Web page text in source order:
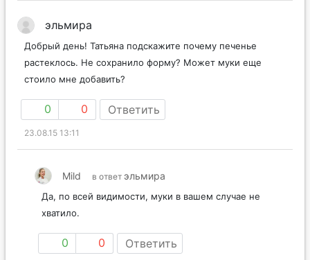
эльмира
Добрый день! Татьяна подскажите почему печенье
растеклось. Не сохранило форму? Может муки еще
стоило мне добавить?
0 0 Ответить
23.08.15 13:11
Mild в ответ эльмира
Да, по всей видимости, муки в вашем случае не
хватило.
0 0 Ответить